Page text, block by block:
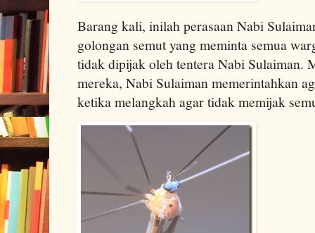
Barang kali, inilah perasaan Nabi
golongan semut yang meminta semua
tidak dipijak oleh tentera Nabi Sulaiman.
mereka, Nabi Sulaiman memerintahkan
ketika melangkah agar tidak memijak